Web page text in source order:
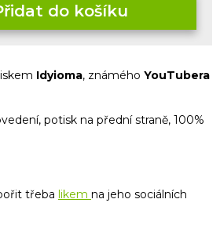
do košíku
Idyioma, známého YouTubera
potisk na přední straně, 100%
třeba likem na jeho sociálních